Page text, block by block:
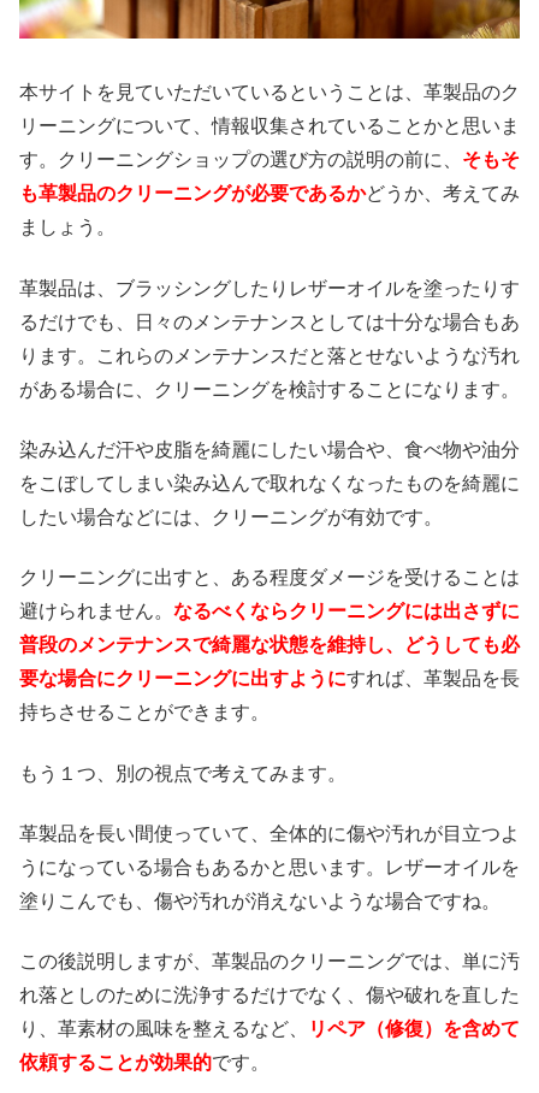
本サイトを見ていただいているということは、革製品のク
リーニングについて、情報収集されていることかと思いま
す。クリーニングショップの選び方の説明の前に、 そもそ
も革製品のクリーニングが必要であるかどうか、考えてみ
ましょう。
革製品は、ブラッシングしたりレザーオイルを塗ったりす
るだけでも、日々のメンテナンスとしては十分な場合もあ
ります。これらのメンテナンスだと落とせないような汚れ
がある場合に、クリーニングを検討することになります。
染み込んだ汗や皮脂を綺麗にしたい場合や、食べ物や油分
をこぼしてしまい染み込んで取れなくなったものを綺麗に
したい場合などには、クリーニングが有効です。
クリーニングに出すと、ある程度ダメージを受けることは
避けられません。 なるべくならクリーニングには出さずに
普段のメンテナンスで綺麗な状態を維持し、どうしても必
要な場合にクリーニングに出すようにすれば、革製品を長
持ちさせることができます。
もう１つ、別の視点で考えてみます。
革製品を長い間使っていて、全体的に傷や汚れが目立つよ
うになっている場合もあるかと思います。レザーオイルを
塗りこんでも、傷や汚れが消えないような場合ですね。
この後説明しますが、革製品のクリーニングでは、単に汚
れ落としのために洗浄するだけでなく、傷や破れを直した
り、革素材の風味を整えるなど、
リペア（修復）を含めて
依頼することが効果的です。